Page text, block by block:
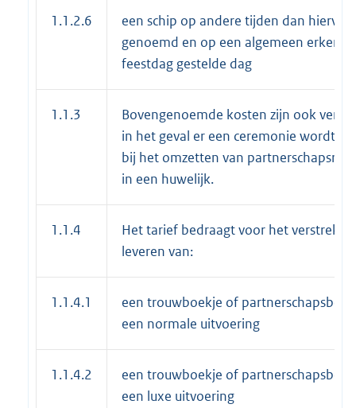
1.1.2.6
een schip op andere tijden dan
genoemd en op een algemeen erkende
feestdag gestelde dag
1.1.3
Bovengenoemde kosten zijn ook
in het geval er een ceremonie wordt
bij het omzetten van
in een huwelijk.
1.1.4
Het tarief bedraagt voor het
leveren van:
1.1.4.1
een trouwboekje of
een normale uitvoering
1.1.4.2
een trouwboekje of
een luxe uitvoering